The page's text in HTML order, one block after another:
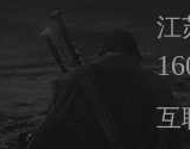
江
互